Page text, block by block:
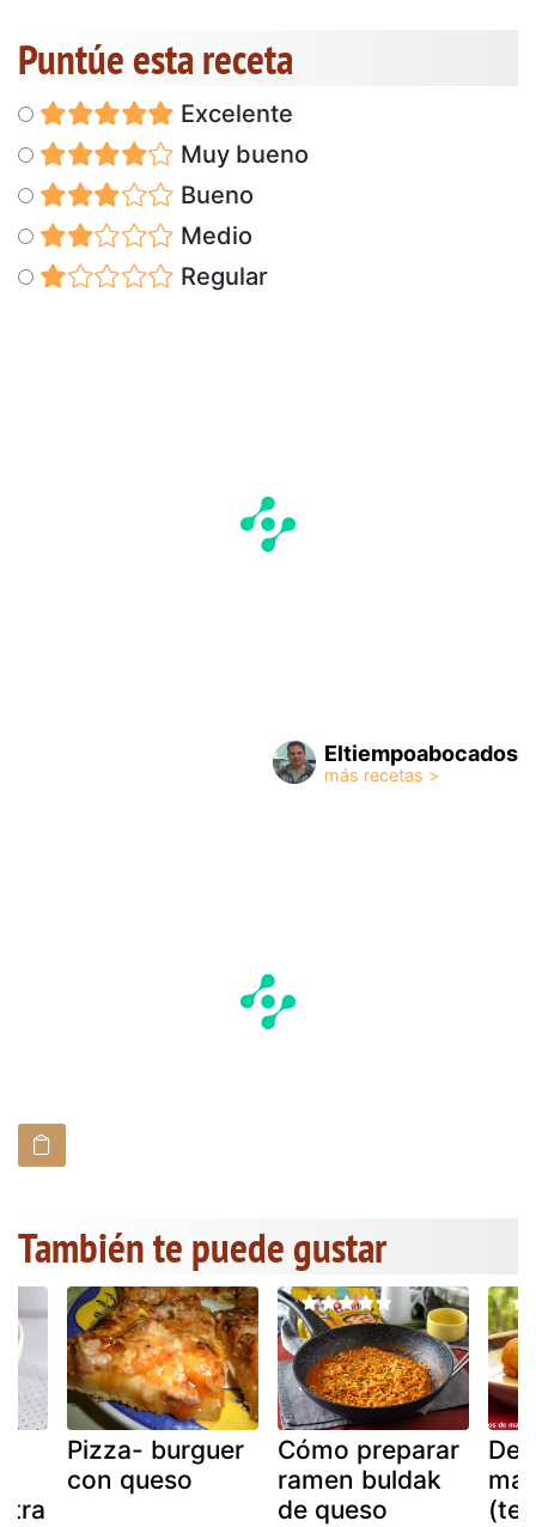
Puntúe esta receta
Excelente
Muy bueno
Bueno
Medio
Regular
Eltiempoabocados
También te puede gustar
Pizza- burguer
con queso
Cómo preparar
ramen buldak
de queso